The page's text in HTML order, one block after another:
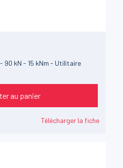
90 kN - 15 kNm - Utilitaire
au panier
Télécharger la fiche